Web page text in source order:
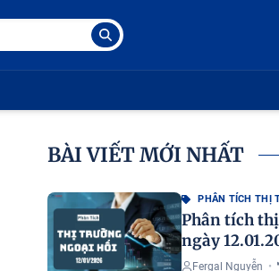
BÀI VIẾT MỚI NHẤT
PHÂN TÍCH THỊ
Phân tích
ngày
Fergal Nguyễn •